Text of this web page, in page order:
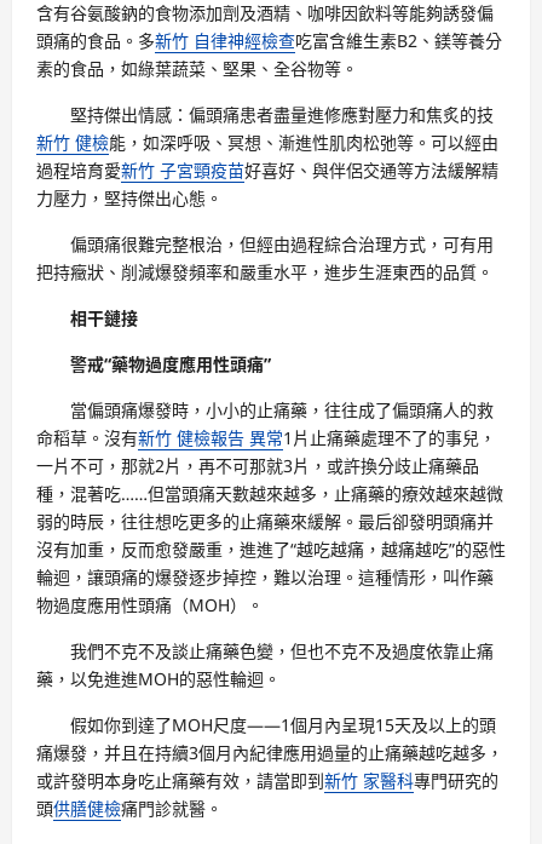
含有谷氨酸鈉的食物添加劑及酒精、咖啡因飲料等能夠誘發偏
頭痛的食品。多新竹 自律神經檢查吃富含維生素B2、鎂等養分
素的食品，如綠葉蔬菜、堅果、全谷物等。
堅持傑出情感：偏頭痛患者盡量進修應對壓力和焦炙的技
新竹 健檢能，如深呼吸、冥想、漸進性肌肉松弛等。可以經由
過程培育愛新竹 子宮頸疫苗好喜好、與伴侶交通等方法緩解精
力壓力，堅持傑出心態。
偏頭痛很難完整根治，但經由過程綜合治理方式，可有用
把持癥狀、削減爆發頻率和嚴重水平，進步生涯東西的品質。
相干鏈接
警戒“藥物過度應用性頭痛”
當偏頭痛爆發時，小小的止痛藥，往往成了偏頭痛人的救
命稻草。沒有新竹 健檢報告 異常1片止痛藥處理不了的事兒，
一片不可，那就2片，再不可那就3片，或許換分歧止痛藥品
種，混著吃……但當頭痛天數越來越多，止痛藥的療效越來越微
弱的時辰，往往想吃更多的止痛藥來緩解。最后卻發明頭痛并
沒有加重，反而愈發嚴重，進進了“越吃越痛，越痛越吃”的惡性
輪迴，讓頭痛的爆發逐步掉控，難以治理。這種情形，叫作藥
物過度應用性頭痛（MOH）。
我們不克不及談止痛藥色變，但也不克不及過度依靠止痛
藥，以免進進MOH的惡性輪迴。
假如你到達了MOH尺度——1個月內呈現15天及以上的頭
痛爆發，并且在持續3個月內紀律應用過量的止痛藥越吃越多，
或許發明本身吃止痛藥有效，請當即到新竹 家醫科專門研究的
頭供膳健檢痛門診就醫。